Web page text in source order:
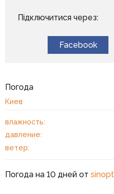
Підключитися через:
Facebook
Погода
Киев
влажность:
давление:
ветер:
Погода на 10 дней от